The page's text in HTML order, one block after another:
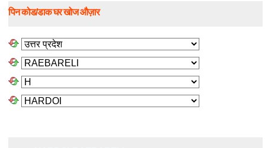
पिन कोड/डाक घर खोज औज़ार